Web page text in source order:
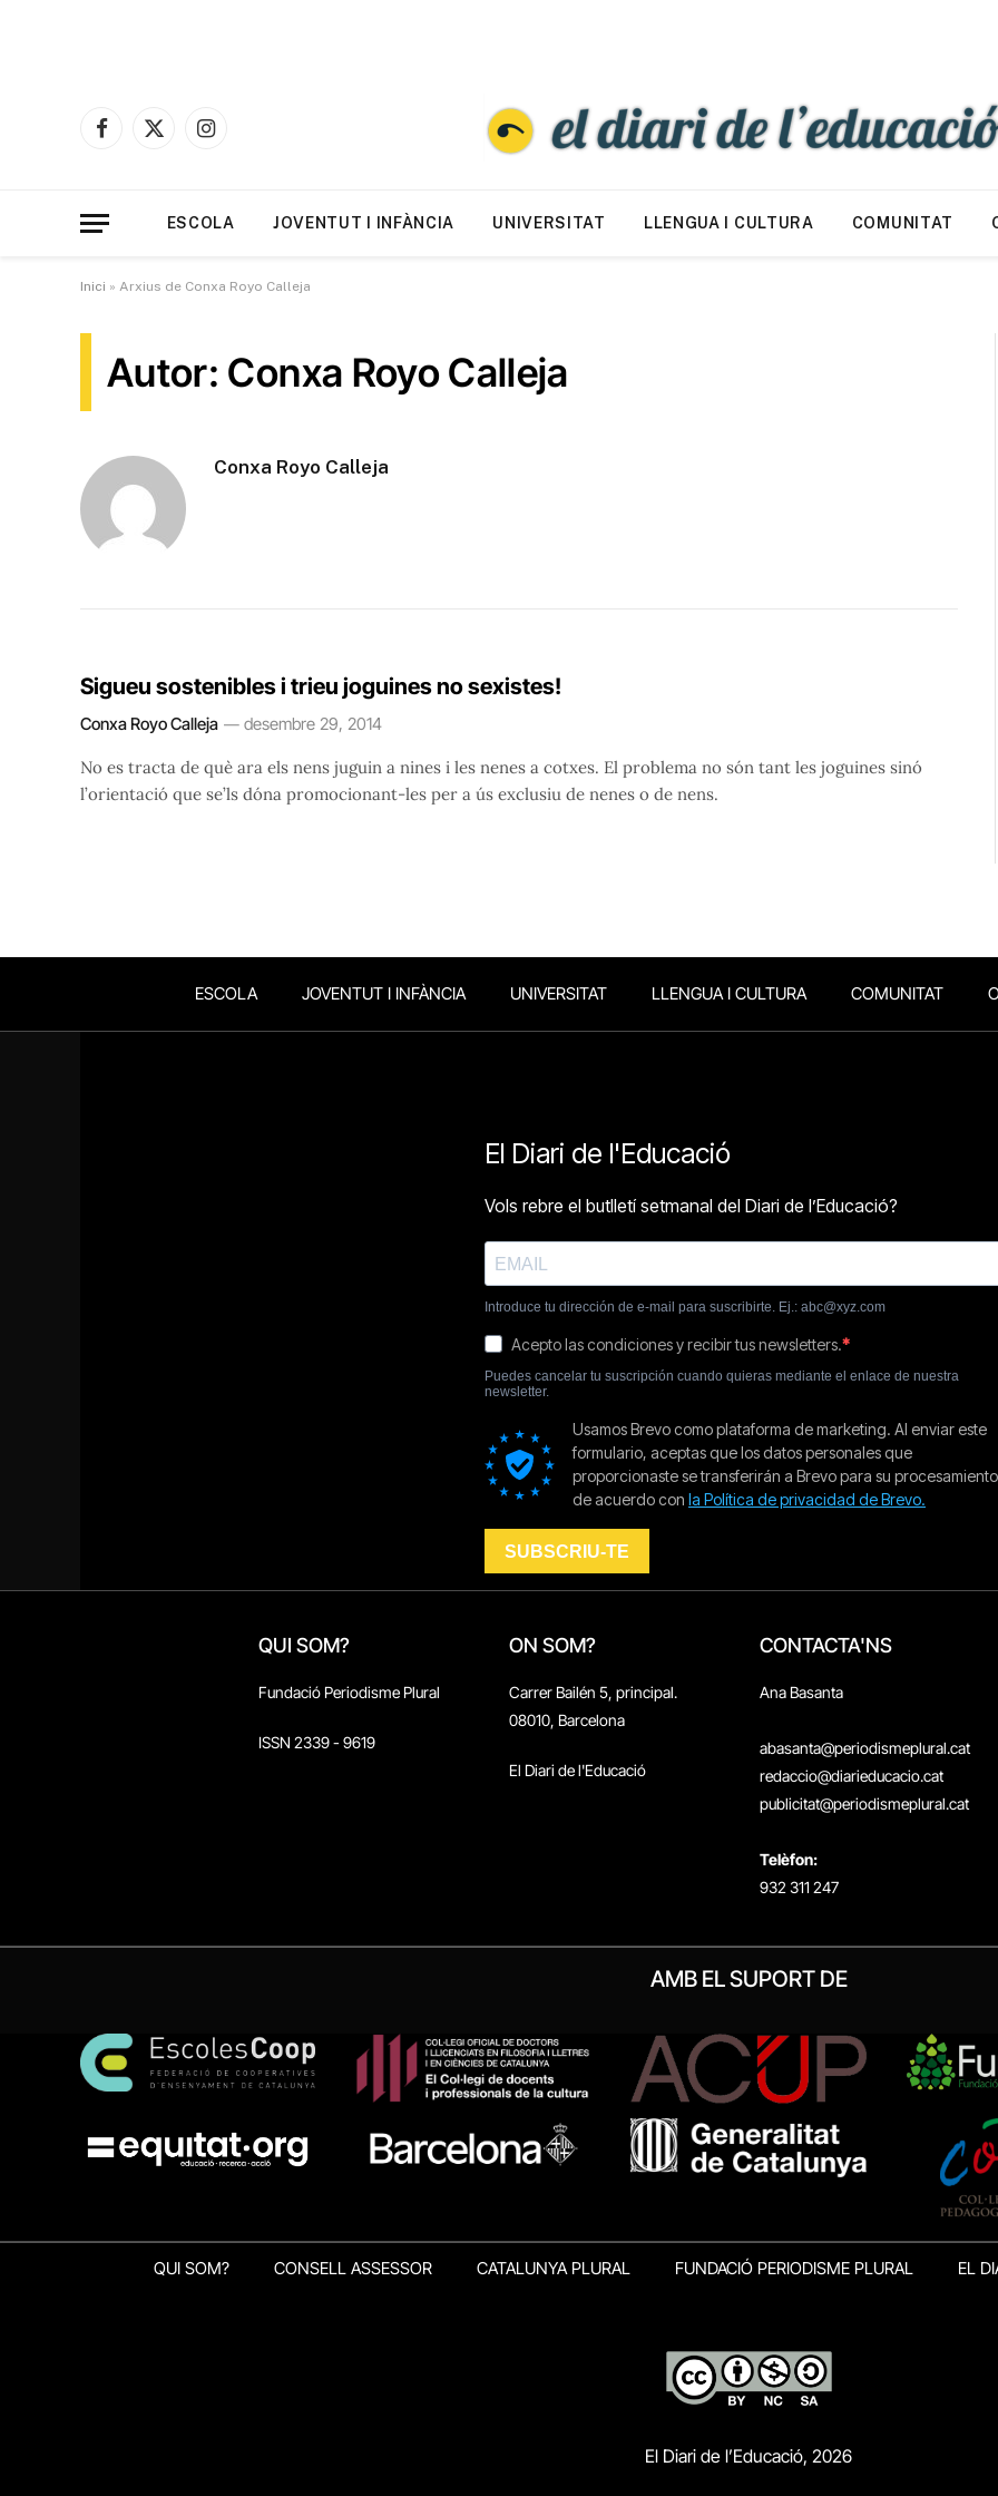
Facebook
X
Instagram
ESCOLA JOVENTUT I INFÀNCIA UNIVERSITAT LLENGUA I CULTURA COMUNITAT
Inici » Arxius de Conxa Royo Calleja
Autor: Conxa Royo Calleja
Conxa Royo Calleja
Sigueu sostenibles i trieu joguines no sexistes!
Conxa Royo Calleja desembre 29, 2014
No es tracta de què ara els nens juguin a nines i les nenes a cotxes. El problema no són tant les joguines sinó
l’orientació que se’ls dóna promocionant-les per a ús exclusiu de nenes o de nens.
ESCOLA JOVENTUT I INFÀNCIA UNIVERSITAT LLENGUA I CULTURA COMUNITAT
QUI SOM?
Fundació Periodisme Plural
ISSN 2339 - 9619
ON SOM?
Carrer Bailén 5, principal.
08010, Barcelona
El Diari de l'Educació
CONTACTA'NS
Ana Basanta
abasanta@periodismeplural.cat
redaccio@diarieducacio.cat
publicitat@periodismeplural.cat
Telèfon:
932 311 247
AMB EL SUPORT DE
QUI SOM? CONSELL ASSESSOR CATALUNYA PLURAL FUNDACIÓ PERIODISME PLURAL EL
El Diari de l’Educació, 2026